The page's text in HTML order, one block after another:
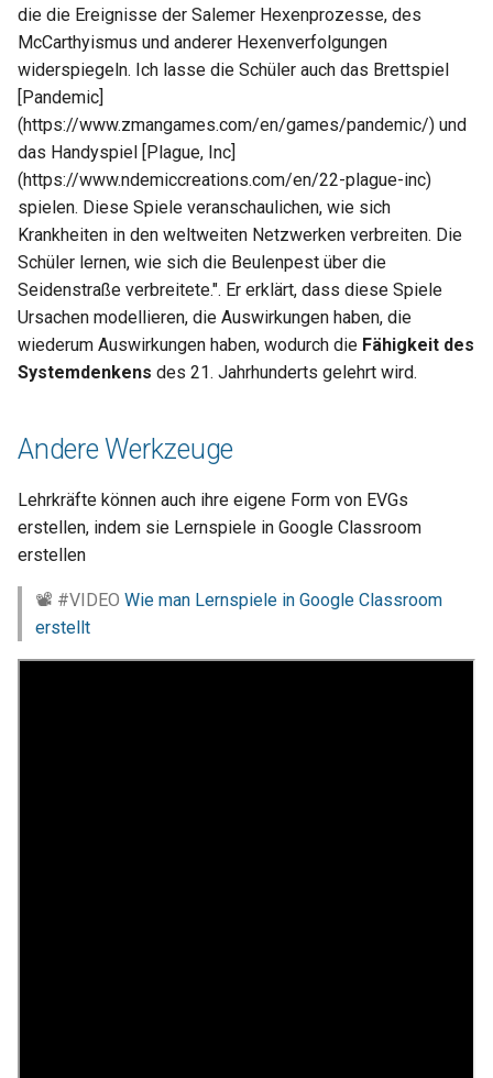
die die Ereignisse der Salemer Hexenprozesse, des
McCarthyismus und anderer Hexenverfolgungen
widerspiegeln. Ich lasse die Schüler auch das Brettspiel
[Pandemic]
(https://www.zmangames.com/en/games/pandemic/) und
das Handyspiel [Plague, Inc]
(https://www.ndemiccreations.com/en/22-plague-inc)
spielen. Diese Spiele veranschaulichen, wie sich
Krankheiten in den weltweiten Netzwerken verbreiten. Die
Schüler lernen, wie sich die Beulenpest über die
Seidenstraße verbreitete.". Er erklärt, dass diese Spiele
Ursachen modellieren, die Auswirkungen haben, die
wiederum Auswirkungen haben, wodurch die Fähigkeit des
Systemdenkens des 21. Jahrhunderts gelehrt wird.
Andere Werkzeuge
Lehrkräfte können auch ihre eigene Form von EVGs
erstellen, indem sie Lernspiele in Google Classroom
erstellen
📽 #VIDEO Wie man Lernspiele in Google Classroom
erstellt